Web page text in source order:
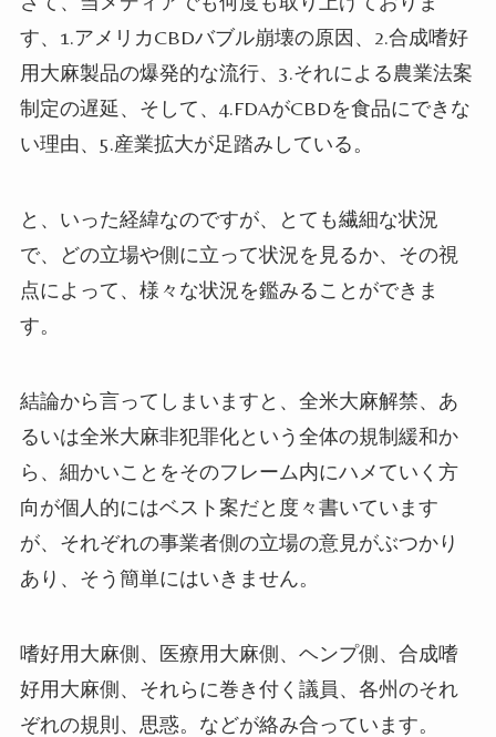
す、 1.アメリカCBDバブル崩壊の原因、 2.合成嗜好
用大麻製品の爆発的な流行、 3.それによる農業法案
制定の遅延、そして、 4.FDAがCBDを食品にできな
い理由、 5.産業拡大が足踏みしている。
と、いった経緯なのですが、とても繊細な状況
で、どの立場や側に立って状況を見るか、その視
点によって、様々な状況を鑑みることができま
す。
結論から言ってしまいますと、全米大麻解禁、あ
るいは全米大麻非犯罪化という全体の規制緩和か
ら、細かいことをそのフレーム内にハメていく方
向が個人的にはベスト案だと度々書いています
が、それぞれの事業者側の立場の意見がぶつかり
あり、そう簡単にはいきません。
嗜好用大麻側、医療用大麻側、ヘンプ側、合成嗜
好用大麻側、それらに巻き付く議員、各州のそれ
ぞれの規則、思惑。などが絡み合っています。